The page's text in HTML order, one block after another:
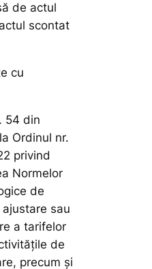
de actul
scontat
cu
54 din
Ordinul nr.
privind
Normelor
de
sau
a tarifelor
de
precum şi